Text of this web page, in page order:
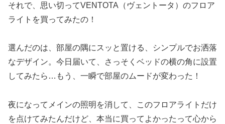
それで、思い切ってVENTOTA（ヴェントータ）のフロア
ライトを買ってみたの！
選んだのは、部屋の隅にスッと置ける、シンプルでお洒落
なデザイン。今日届いて、さっそくベッドの横の角に設置
してみたら…もう、一瞬で部屋のムードが変わった！
夜になってメインの照明を消して、このフロアライトだけ
を点けてみたんだけど、本当に買ってよかったって心から